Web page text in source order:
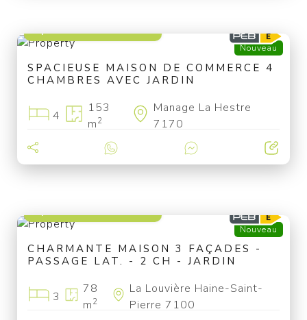
Nouveau
SPACIEUSE MAISON DE COMMERCE 4
CHAMBRES AVEC JARDIN
4
153
m2
Manage La Hestre
7170
Nouveau
CHARMANTE MAISON 3 FAÇADES -
PASSAGE LAT. - 2 CH - JARDIN
3
78
m2
La Louvière Haine-Saint-
Pierre 7100